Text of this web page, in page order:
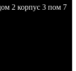
2 корпус 3 пом 7